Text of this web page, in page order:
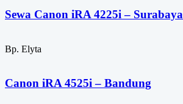
Sewa Canon iRA 4225i – Surabaya
Bp. Elyta
Canon iRA 4525i – Bandung